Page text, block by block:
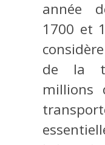
année
1700 et
de la
millions